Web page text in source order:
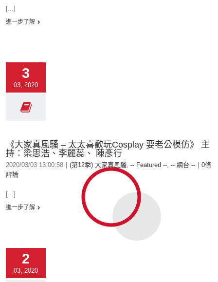
[...]
進一步了解
3
03, 2020
《大家真風騷 – 太太喜歡玩Cosplay 要老公模仿》 主
持：梁思浩、李麗蕊、 陳彥行
2020/03/03 13:00:58 (第12季) 大家真風騷, -- Featured --, -- 網台 --
0條
評論
[...]
進一步了解
2
03, 2020